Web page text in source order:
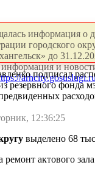
информация о
городского
до
и
подписал
резервного фонда
12:36:25
выделено 68
ремонт актового